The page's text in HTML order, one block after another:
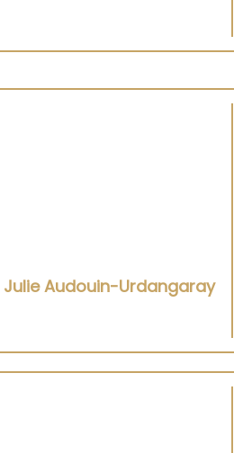
Julie Audouin-Urdangaray